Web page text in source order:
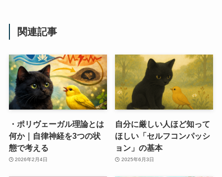
関連記事
・ポリヴェーガル理論とは
何か｜自律神経を3つの状
態で考える
2026年2月4日
自分に厳しい人ほど知って
ほしい「セルフコンパッシ
ョン」の基本
2025年6月3日